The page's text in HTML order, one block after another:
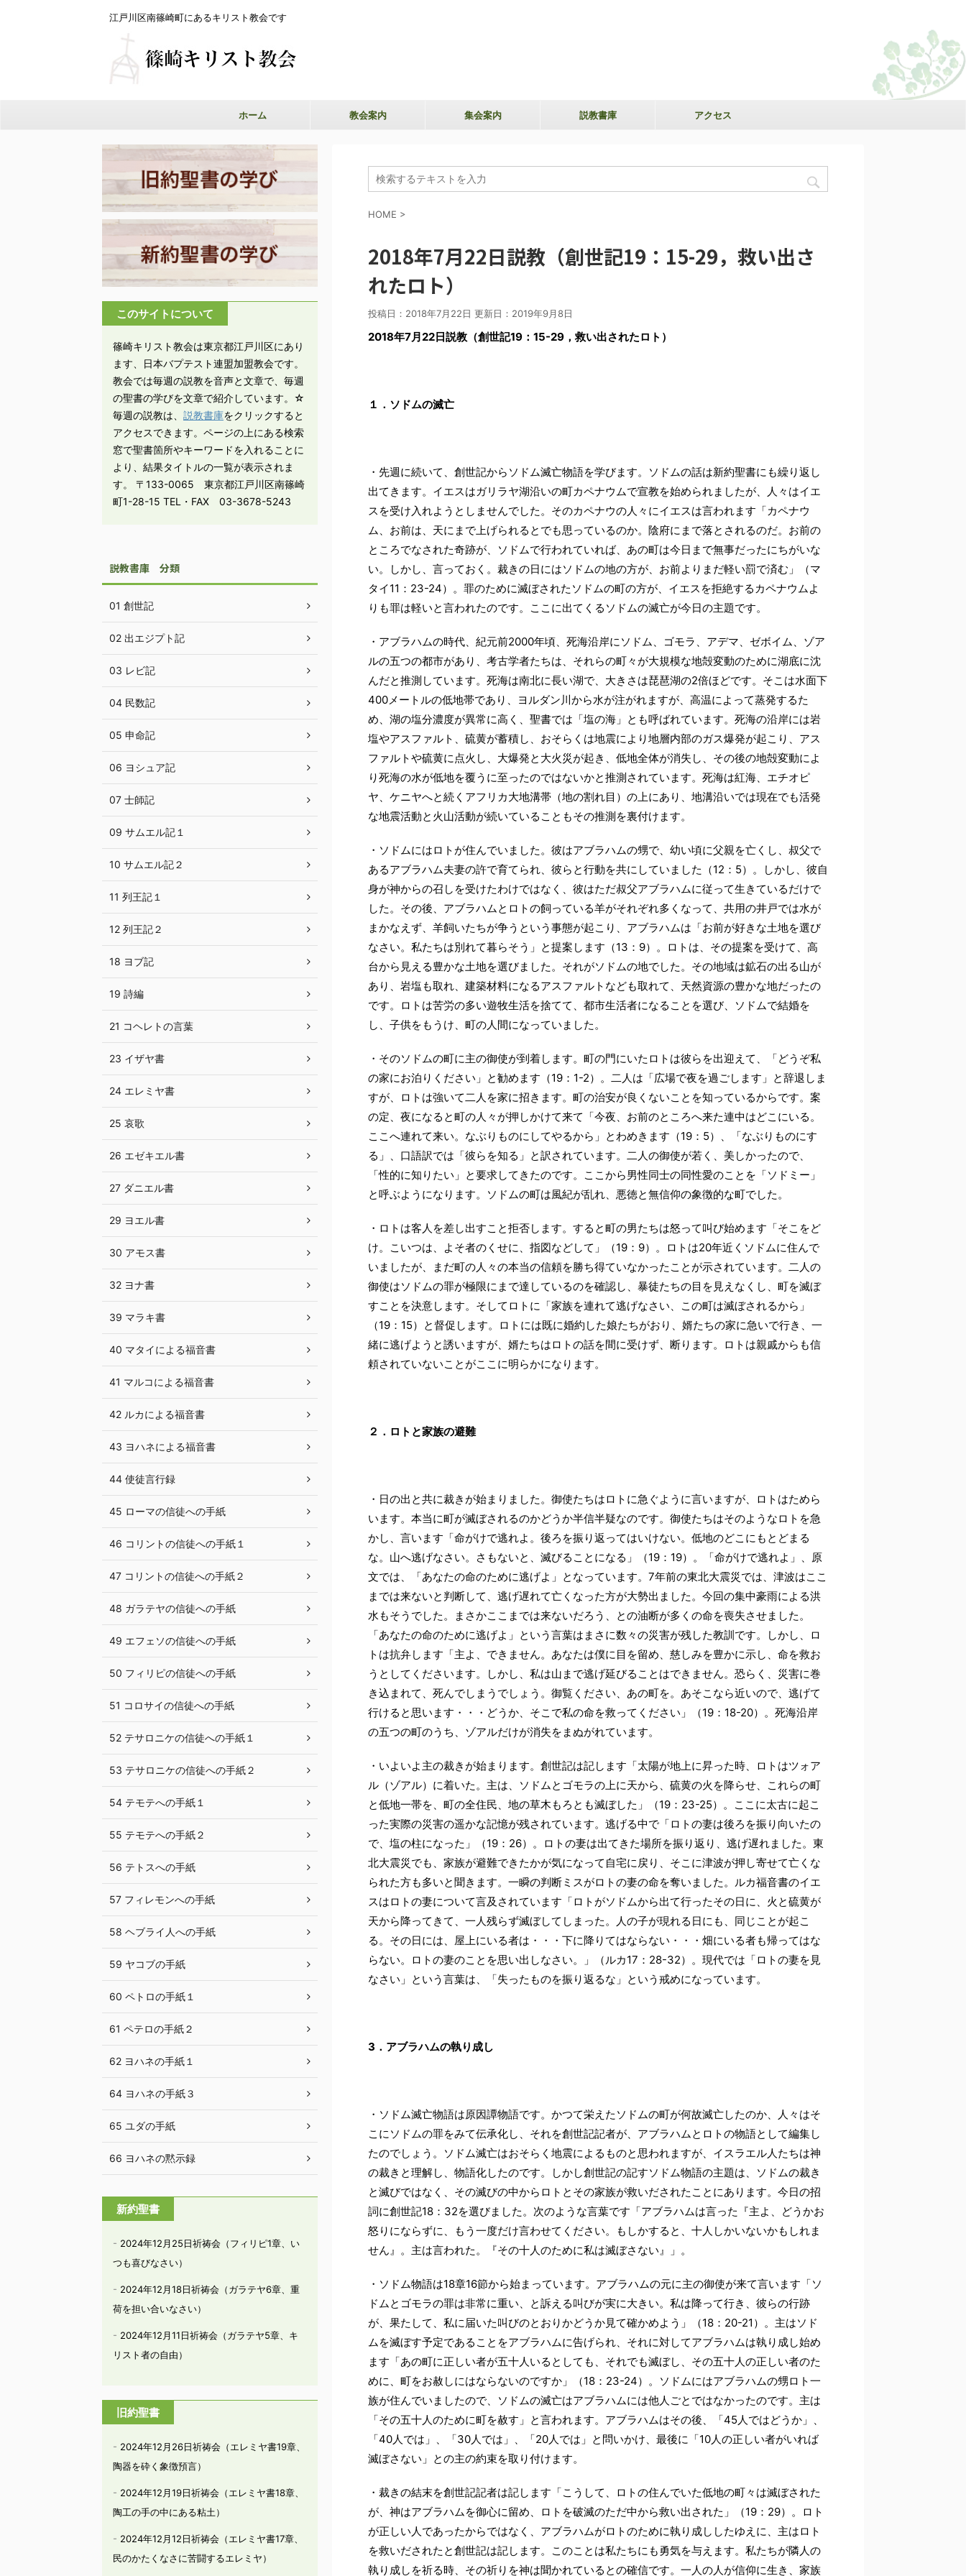
江戸川区南篠崎町にあるキリスト教会です
ホーム 教会案内 集会案内 説教書庫 アクセス
HOME >
2018年7月22日説教（創世記19：15-29，救い出さ
れたロト）
投稿日：2018年7月22日 更新日： 2019年9月8日
2018年7月22日説教（創世記19：15-29，救い出されたロト）
１．ソドムの滅亡
・先週に続いて、創世記からソドム滅亡物語を学びます。ソドムの話は新約聖書にも繰り返し
出てきます。イエスはガリラヤ湖沿いの町カペナウムで宣教を始められましたが、人々はイエ
スを受け入れようとしませんでした。そのカペナウの人々にイエスは言われます「カペナウ
ム、お前は、天にまで上げられるとでも思っているのか。陰府にまで落とされるのだ。お前の
ところでなされた奇跡が、ソドムで行われていれば、あの町は今日まで無事だったにちがいな
い。しかし、言っておく。裁きの日にはソドムの地の方が、お前よりまだ軽い罰で済む」（マ
タイ11：23-24）。罪のために滅ぼされたソドムの町の方が、イエスを拒絶するカペナウムよ
りも罪は軽いと言われたのです。ここに出てくるソドムの滅亡が今日の主題です。
・アブラハムの時代、紀元前2000年頃、死海沿岸にソドム、ゴモラ、アデマ、ゼボイム、ゾア
ルの五つの都市があり、考古学者たちは、それらの町々が大規模な地殻変動のために湖底に沈
んだと推測しています。死海は南北に長い湖で、大きさは琵琶湖の2倍ほどです。そこは水面下
400メートルの低地帯であり、ヨルダン川から水が注がれますが、高温によって蒸発するた
め、湖の塩分濃度が異常に高く、聖書では「塩の海」とも呼ばれています。死海の沿岸には岩
塩やアスファルト、硫黄が蓄積し、おそらくは地震により地層内部のガス爆発が起こり、アス
ファルトや硫黄に点火し、大爆発と大火災が起き、低地全体が消失し、その後の地殻変動によ
り死海の水が低地を覆うに至ったのではないかと推測されています。死海は紅海、エチオピ
ヤ、ケニヤへと続くアフリカ大地溝帯（地の割れ目）の上にあり、地溝沿いでは現在でも活発
な地震活動と火山活動が続いていることもその推測を裏付けます。
・ソドムにはロトが住んでいました。彼はアブラハムの甥で、幼い頃に父親を亡くし、叔父で
あるアブラハム夫妻の許で育てられ、彼らと行動を共にしていました（12：5）。しかし、彼自
身が神からの召しを受けたわけではなく、彼はただ叔父アブラハムに従って生きているだけで
した。その後、アブラハムとロトの飼っている羊がそれぞれ多くなって、共用の井戸では水が
まかなえず、羊飼いたちが争うという事態が起こり、アブラハムは「お前が好きな土地を選び
なさい。私たちは別れて暮らそう」と提案します（13：9）。ロトは、その提案を受けて、高
台から見える豊かな土地を選びました。それがソドムの地でした。その地域は鉱石の出る山が
あり、岩塩も取れ、建築材料になるアスファルトなども取れて、天然資源の豊かな地だったの
です。ロトは苦労の多い遊牧生活を捨てて、都市生活者になることを選び、ソドムで結婚を
し、子供をもうけ、町の人間になっていました。
・そのソドムの町に主の御使が到着します。町の門にいたロトは彼らを出迎えて、「どうぞ私
の家にお泊りください」と勧めます（19：1-2）。二人は「広場で夜を過ごします」と辞退しま
すが、ロトは強いて二人を家に招きます。町の治安が良くないことを知っているからです。案
の定、夜になると町の人々が押しかけて来て「今夜、お前のところへ来た連中はどこにいる。
ここへ連れて来い。なぶりものにしてやるから」とわめきます（19：5）、「なぶりものにす
る」、口語訳では「彼らを知る」と訳されています。二人の御使が若く、美しかったので、
「性的に知りたい」と要求してきたのです。ここから男性同士の同性愛のことを「ソドミー」
と呼ぶようになります。ソドムの町は風紀が乱れ、悪徳と無信仰の象徴的な町でした。
・ロトは客人を差し出すこと拒否します。すると町の男たちは怒って叫び始めます「そこをど
け。こいつは、よそ者のくせに、指図などして」（19：9）。ロトは20年近くソドムに住んで
いましたが、まだ町の人々の本当の信頼を勝ち得ていなかったことが示されています。二人の
御使はソドムの罪が極限にまで達しているのを確認し、暴徒たちの目を見えなくし、町を滅ぼ
すことを決意します。そしてロトに「家族を連れて逃げなさい、この町は滅ぼされるから」
（19：15）と督促します。ロトには既に婚約した娘たちがおり、婿たちの家に急いで行き、一
緒に逃げようと誘いますが、婿たちはロトの話を間に受けず、断ります。ロトは親戚からも信
頼されていないことがここに明らかになります。
２．ロトと家族の避難
・日の出と共に裁きが始まりました。御使たちはロトに急ぐように言いますが、ロトはためら
います。本当に町が滅ぼされるのかどうか半信半疑なのです。御使たちはそのようなロトを急
かし、言います「命がけで逃れよ。後ろを振り返ってはいけない。低地のどこにもとどまる
な。山へ逃げなさい。さもないと、滅びることになる」（19：19）。「命がけで逃れよ」、原
文では、「あなたの命のために逃げよ」となっています。7年前の東北大震災では、津波はここ
までは来ないと判断して、逃げ遅れて亡くなった方が大勢出ました。今回の集中豪雨による洪
水もそうでした。まさかここまでは来ないだろう、との油断が多くの命を喪失させました。
「あなたの命のために逃げよ」という言葉はまさに数々の災害が残した教訓です。しかし、ロ
トは抗弁します「主よ、できません。あなたは僕に目を留め、慈しみを豊かに示し、命を救お
うとしてくださいます。しかし、私は山まで逃げ延びることはできません。恐らく、災害に巻
き込まれて、死んでしまうでしょう。御覧ください、あの町を。あそこなら近いので、逃げて
行けると思います・・・どうか、そこで私の命を救ってください」（19：18-20）。死海沿岸
の五つの町のうち、ゾアルだけが消失をまぬがれています。
・いよいよ主の裁きが始まります。創世記は記します「太陽が地上に昇った時、ロトはツォア
ル（ゾアル）に着いた。主は、ソドムとゴモラの上に天から、硫黄の火を降らせ、これらの町
と低地一帯を、町の全住民、地の草木もろとも滅ぼした」（19：23-25）。ここに太古に起こ
った実際の災害の遥かな記憶が残されています。逃げる中で「ロトの妻は後ろを振り向いたの
で、塩の柱になった」（19：26）。ロトの妻は出てきた場所を振り返り、逃げ遅れました。東
北大震災でも、家族が避難できたかが気になって自宅に戻り、そこに津波が押し寄せて亡くな
られた方も多いと聞きます。一瞬の判断ミスがロトの妻の命を奪いました。ルカ福音書のイエ
スはロトの妻について言及されています「ロトがソドムから出て行ったその日に、火と硫黄が
天から降ってきて、一人残らず滅ぼしてしまった。人の子が現れる日にも、同じことが起こ
る。その日には、屋上にいる者は・・・下に降りてはならない・・・畑にいる者も帰ってはな
らない。ロトの妻のことを思い出しなさい。」（ルカ17：28-32）。現代では「ロトの妻を見
なさい」という言葉は、「失ったものを振り返るな」という戒めになっています。
3．アブラハムの執り成し
・ソドム滅亡物語は原因譚物語です。かつて栄えたソドムの町が何故滅亡したのか、人々はそ
こにソドムの罪をみて伝承化し、それを創世記記者が、アブラハムとロトの物語として編集し
たのでしょう。ソドム滅亡はおそらく地震によるものと思われますが、イスラエル人たちは神
の裁きと理解し、物語化したのです。しかし創世記の記すソドム物語の主題は、ソドムの裁き
と滅びではなく、その滅びの中からロトとその家族が救いだされたことにあります。今日の招
詞に創世記18：32を選びました。次のような言葉です「アブラハムは言った『主よ、どうかお
怒りにならずに、もう一度だけ言わせてください。もしかすると、十人しかいないかもしれま
せん』。主は言われた。『その十人のために私は滅ぼさない』」。
・ソドム物語は18章16節から始まっています。アブラハムの元に主の御使が来て言います「ソ
ドムとゴモラの罪は非常に重い、と訴える叫びが実に大きい。私は降って行き、彼らの行跡
が、果たして、私に届いた叫びのとおりかどうか見て確かめよう」（18：20-21）。主はソド
ムを滅ぼす予定であることをアブラハムに告げられ、それに対してアブラハムは執り成し始め
ます「あの町に正しい者が五十人いるとしても、それでも滅ぼし、その五十人の正しい者のた
めに、町をお赦しにはならないのですか」（18：23-24）。ソドムにはアブラハムの甥ロト一
族が住んでいましたので、ソドムの滅亡はアブラハムには他人ごとではなかったのです。主は
「その五十人のために町を赦す」と言われます。アブラハムはその後、「45人ではどうか」、
「40人では」、「30人では」、「20人では」と問いかけ、最後に「10人の正しい者がいれば
滅ぼさない」との主の約束を取り付けます。
・裁きの結末を創世記記者は記します「こうして、ロトの住んでいた低地の町々は滅ぼされた
が、神はアブラハムを御心に留め、ロトを破滅のただ中から救い出された」（19：29）。ロト
が正しい人であったからではなく、アブラハムがロトのために執り成ししたゆえに、主はロト
を救いだされたと創世記は記します。このことは私たちにも勇気を与えます。私たちが隣人の
執り成しを祈る時、その祈りを神は聞かれているとの確信です。一人の人が信仰に生き、家族
このサイトについて
篠崎キリスト教会は東京都江戸川区にあり
ます、日本バプテスト連盟加盟教会です。
教会では毎週の説教を音声と文章で、毎週
の聖書の学びを文章で紹介しています。☆
毎週の説教は、 説教書庫をクリックすると
アクセスできます。ページの上にある検索
窓で聖書箇所やキーワードを入れることに
より、結果タイトルの一覧が表示されま
す。 〒133-0065 東京都江戸川区南篠崎
町1-28-15 TEL・FAX 03-3678-5243
説教書庫 分類
01 創世記
02 出エジプト記
03 レビ記
04 民数記
05 申命記
06 ヨシュア記
07 士師記
09 サムエル記１
10 サムエル記２
11 列王記１
12 列王記２
18 ヨブ記
19 詩編
21 コヘレトの言葉
23 イザヤ書
24 エレミヤ書
25 哀歌
26 エゼキエル書
27 ダニエル書
29 ヨエル書
30 アモス書
32 ヨナ書
39 マラキ書
40 マタイによる福音書
41 マルコによる福音書
42 ルカによる福音書
43 ヨハネによる福音書
44 使徒言行録
45 ローマの信徒への手紙
46 コリントの信徒への手紙１
47 コリントの信徒への手紙２
48 ガラテヤの信徒への手紙
49 エフェソの信徒への手紙
50 フィリピの信徒への手紙
51 コロサイの信徒への手紙
52 テサロニケの信徒への手紙１
53 テサロニケの信徒への手紙２
54 テモテへの手紙１
55 テモテへの手紙２
56 テトスへの手紙
57 フィレモンへの手紙
58 ヘブライ人への手紙
59 ヤコブの手紙
60 ペトロの手紙１
61 ペテロの手紙２
62 ヨハネの手紙１
64 ヨハネの手紙３
65 ユダの手紙
66 ヨハネの黙示録
新約聖書
2024年12月25日祈祷会（フィリピ1章、い
つも喜びなさい）
2024年12月18日祈祷会（ガラテヤ6章、重
荷を担い合いなさい）
2024年12月11日祈祷会（ガラテヤ5章、キ
リスト者の自由）
旧約聖書
2024年12月26日祈祷会（エレミヤ書19章、
陶器を砕く象徴預言）
2024年12月19日祈祷会（エレミヤ書18章、
陶工の手の中にある粘土）
2024年12月12日祈祷会（エレミヤ書17章、
民のかたくなさに苦闘するエレミヤ）